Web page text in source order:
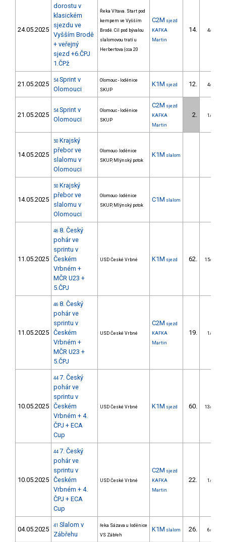
24.05.2025
dorostu v
klasickém
sjezdu ve
Vyšším Brodě
+ veřejný
sjezd +6.ČPJ
1.ČPž
Řeka Vltava. Start pod
kempem ve Vyšším
Brodě. Cíl pod bývalou
slalomovou tratí u
Herbertova (cca 20
C2M sjezd
KAFKA
Martin
14. 4/DM
21.05.2025 54 Sprint v
Olomouci
Olomouc - loděnice
SKUP
K1M sjezd 12. 4/DM
21.05.2025
54 Sprint v
Olomouci
Olomouc - loděnice
SKUP
C2M sjezd
KAFKA
Martin
2. 1/DM
14.05.2025
50 Krajský
přebor ve
slalomu v
Olomouci
Olomouc- loděnice
SKUP, Mlýnský potok
K1M slalom
14.05.2025
50 Krajský
přebor ve
slalomu v
Olomouci
Olomouc- loděnice
SKUP, Mlýnský potok
C1M slalom
11.05.2025
46 8. Český
pohár ve
sprintu v
Českém
Vrbném +
MČR U23 +
5.ČPJ
USD České Vrbné K1M sjezd 62. 15/DM
11.05.2025
46 8. Český
pohár ve
sprintu v
Českém
Vrbném +
MČR U23 +
5.ČPJ
USD České Vrbné
C2M sjezd
KAFKA
Martin
19. 1/DM
10.05.2025
44 7. Český
pohár ve
sprintu v
Českém
Vrbném + 4.
ČPJ + ECA
Cup
USD České Vrbné K1M sjezd 60. 13/DM
10.05.2025
44 7. Český
pohár ve
sprintu v
Českém
Vrbném + 4.
ČPJ + ECA
Cup
USD České Vrbné
C2M sjezd
KAFKA
Martin
22. 1/DM
04.05.2025 41 Slalom v
Zábřehu
řeka Sázava u loděnice
VS Zábřeh
K1M slalom 26. 6/DM